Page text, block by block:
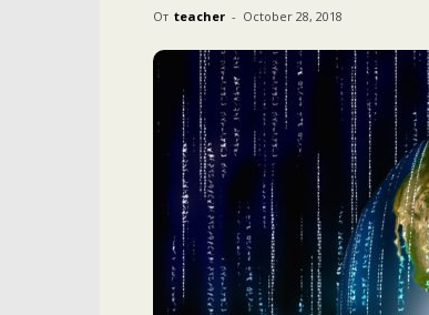
От teacher - October 28, 2018